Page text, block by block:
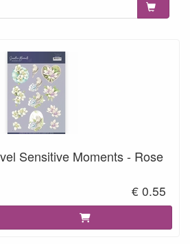
Sensitive Moments - Rose
€ 0.55